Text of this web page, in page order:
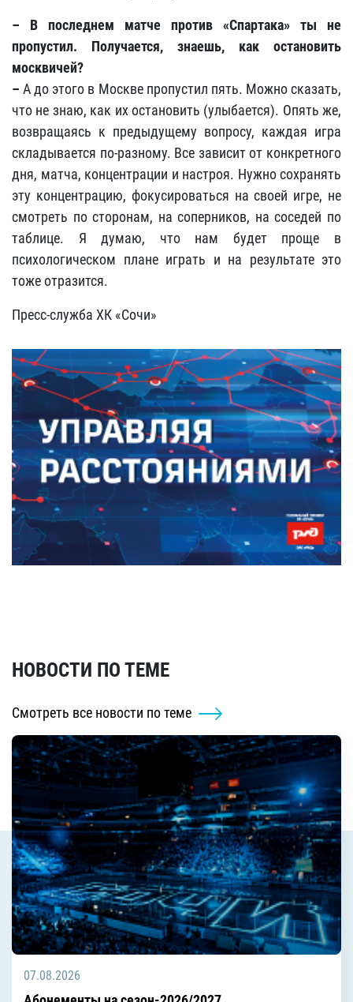
– В последнем матче против «Спартака» ты не
пропустил. Получается, знаешь, как остановить
москвичей?
– А до этого в Москве пропустил пять. Можно сказать,
что не знаю, как их остановить (улыбается). Опять же,
возвращаясь к предыдущему вопросу, каждая игра
складывается по-разному. Все зависит от конкретного
дня, матча, концентрации и настроя. Нужно сохранять
эту концентрацию, фокусироваться на своей игре, не
смотреть по сторонам, на соперников, на соседей по
таблице. Я думаю, что нам будет проще в
психологическом плане играть и на результате это
тоже отразится.
Пресс-служба ХК «Сочи»
НОВОСТИ ПО ТЕМЕ
Смотреть все новости по теме
07.08.2026